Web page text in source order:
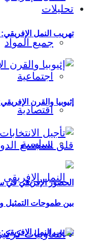
تحليلات
جميع المواد
اجتماعية
اقتصادية
سياسية
تهريب النمل
تهريب النمل
إثيوبيا والقرن
الحضور الإفريقي في
بين طموحات التمثيل